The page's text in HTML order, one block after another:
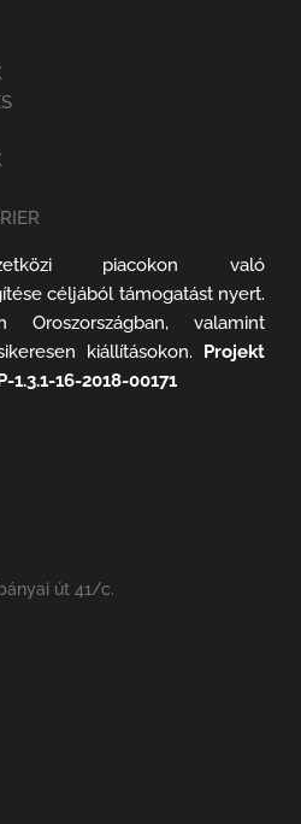
piacokon való
céljából támogatást nyert.
valamint
kiállításokon. Projekt
1.3.1-16-2018-00171
út 41/c.